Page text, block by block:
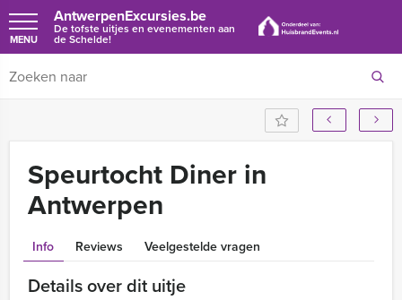
AntwerpenExcursies.be
De tofste uitjes en evenementen aan
de Schelde!
MENU
Speurtocht Diner in
Antwerpen
Info Reviews Veelgestelde vragen
Details over dit uitje